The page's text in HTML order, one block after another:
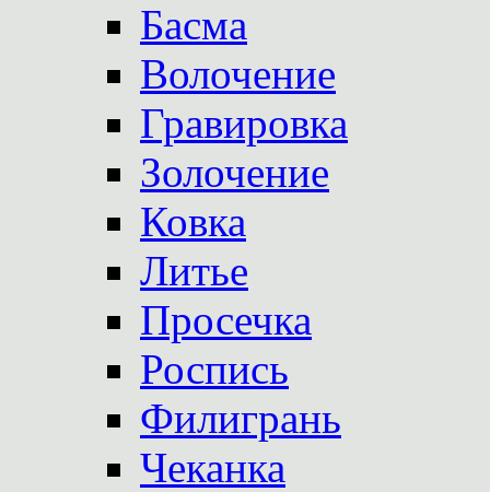
Басма
Волочение
Гравировка
Золочение
Ковка
Литье
Просечка
Роспись
Филигрань
Чеканка